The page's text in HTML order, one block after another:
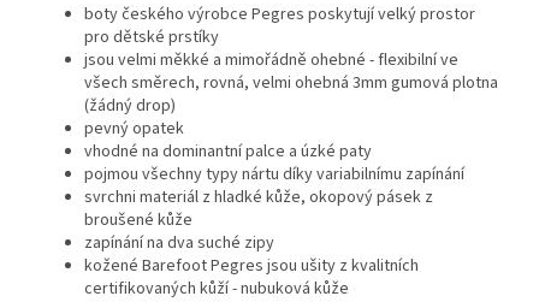
boty českého výrobce Pegres poskytují velký prostor
pro dětské prstíky
jsou velmi měkké a mimořádně ohebné - flexibilní ve
všech směrech, rovná, velmi ohebná 3mm gumová plotna
(žádný drop)
pevný opatek
vhodné na dominantní palce a úzké paty
pojmou všechny typy nártu díky variabilnímu zapínání
svrchni materiál z hladké kůže, okopový pásek z
broušené kůže
zapínání na dva suché zipy
kožené Barefoot Pegres jsou ušity z kvalitních
certifikovaných kůží - nubuková kůže